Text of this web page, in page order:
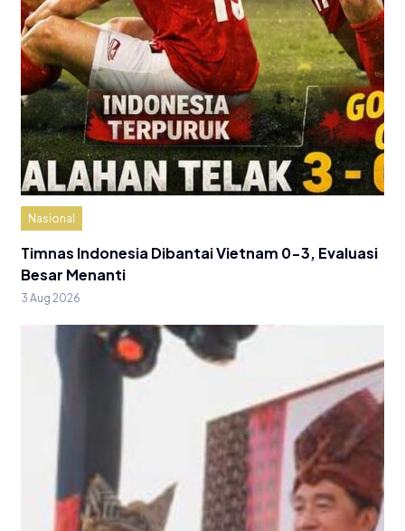
Nasional
Timnas Indonesia Dibantai Vietnam 0-3, Evaluasi
Besar Menanti
3 Aug 2026